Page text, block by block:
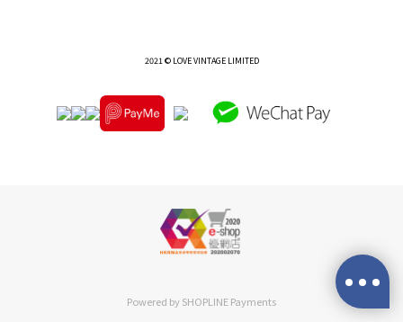
2021 © LOVE VINTAGE LIMITED
Powered bySHOPLINE Payments